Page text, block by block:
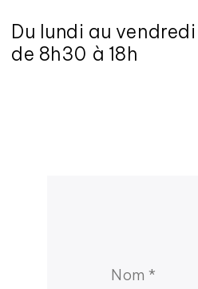
Du lundi au vendredi
de 8h30 à 18h